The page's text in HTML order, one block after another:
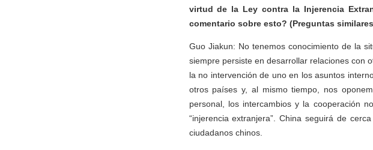
virtud de la Ley contra la Injerencia
comentario sobre esto? (Preguntas
Guo Jiakun: No tenemos conocimiento de la
siempre persiste en desarrollar relaciones con
la no intervención de uno en los asuntos
otros países y, al mismo tiempo, nos
personal, los intercambios y la cooperación
“injerencia extranjera”. China seguirá de
ciudadanos chinos.